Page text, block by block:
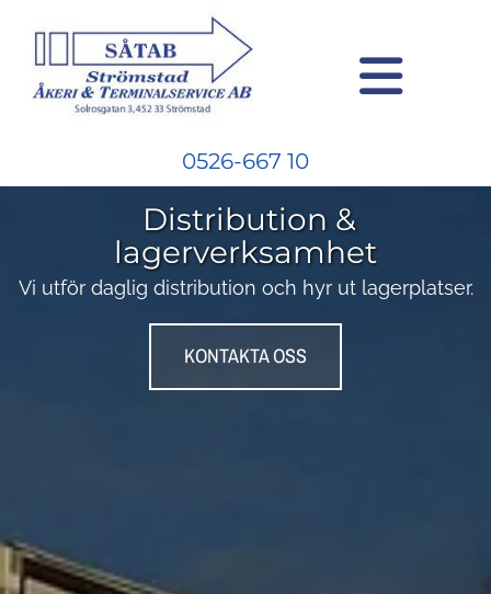
0526-667 10
Distribution &
lagerverksamhet
Vi utför daglig distribution och hyr ut lagerplatser.
KONTAKTA OSS